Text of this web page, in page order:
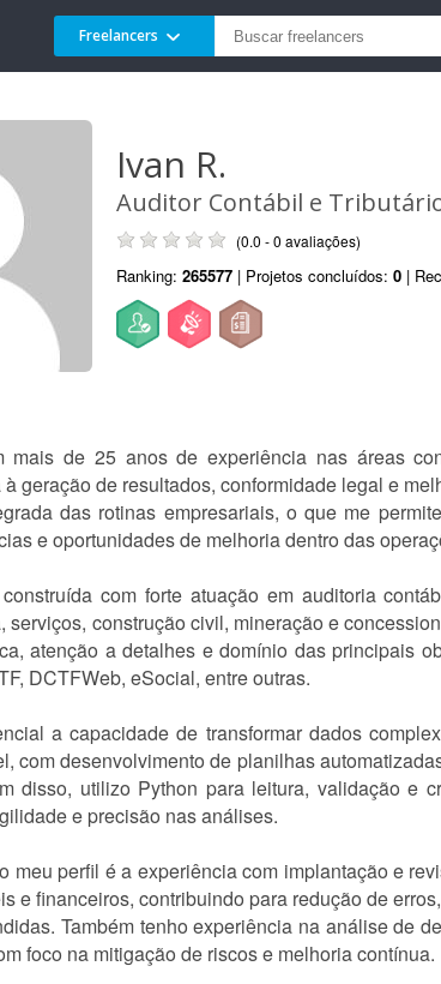
Freelancers
Ivan R.
Auditor Contábil e
(0.0 - 0 avaliações)
Ranking: 265577 | Projetos concluídos: 0 |
mais de 25 anos de experiência nas áreas
geração de resultados, conformidade legal e
das rotinas empresariais, o que me
e oportunidades de melhoria dentro das
com forte atuação em auditoria
serviços, construção civil, mineração e
atenção a detalhes e domínio das principais
DCTFWeb, eSocial, entre outras.
a capacidade de transformar dados
com desenvolvimento de planilhas
disso, utilizo Python para leitura, validação e
e precisão nas análises.
meu perfil é a experiência com implantação e
e financeiros, contribuindo para redução de
Também tenho experiência na análise de
foco na mitigação de riscos e melhoria contínua.